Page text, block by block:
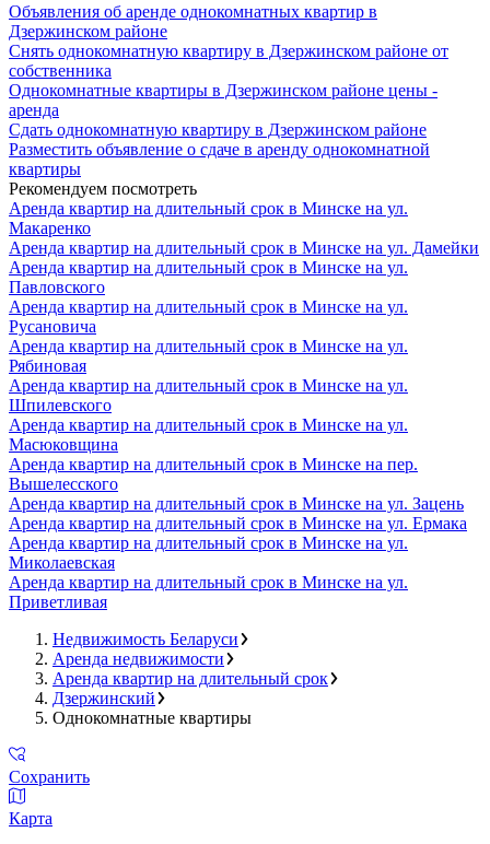
Объявления об аренде однокомнатных квартир в
Дзержинском районе
Снять однокомнатную квартиру в Дзержинском районе от
собственника
Однокомнатные квартиры в Дзержинском районе цены -
аренда
Сдать однокомнатную квартиру в Дзержинском районе
Разместить объявление о сдаче в аренду однокомнатной
квартиры
Рекомендуем посмотреть
Аренда квартир на длительный срок в Минске на ул.
Макаренко
Аренда квартир на длительный срок в Минске на ул. Дамейки
Аренда квартир на длительный срок в Минске на ул.
Павловского
Аренда квартир на длительный срок в Минске на ул.
Русановича
Аренда квартир на длительный срок в Минске на ул.
Рябиновая
Аренда квартир на длительный срок в Минске на ул.
Шпилевского
Аренда квартир на длительный срок в Минске на ул.
Масюковщина
Аренда квартир на длительный срок в Минске на пер.
Вышелесского
Аренда квартир на длительный срок в Минске на ул. Зацень
Аренда квартир на длительный срок в Минске на ул. Ермака
Аренда квартир на длительный срок в Минске на ул.
Миколаевская
Аренда квартир на длительный срок в Минске на ул.
Приветливая
Недвижимость Беларуси
Аренда недвижимости
Аренда квартир на длительный срок
Дзержинский
Однокомнатные квартиры
Сохранить
Карта